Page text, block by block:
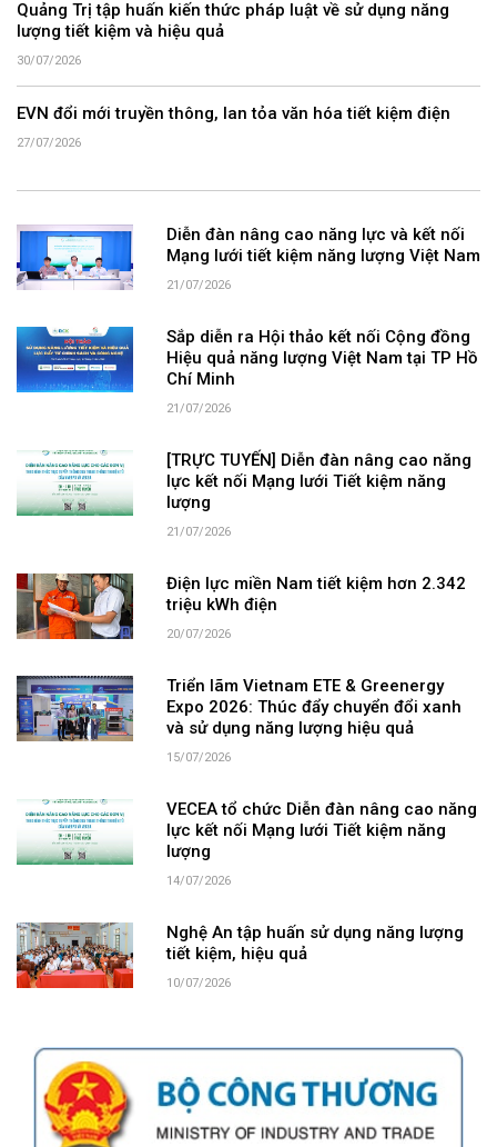
Quảng Trị tập huấn kiến thức pháp luật về sử dụng năng
lượng tiết kiệm và hiệu quả
30/07/2026
EVN đổi mới truyền thông, lan tỏa văn hóa tiết kiệm điện
27/07/2026
Diễn đàn nâng cao năng lực và kết nối
Mạng lưới tiết kiệm năng lượng Việt Nam
21/07/2026
Sắp diễn ra Hội thảo kết nối Cộng đồng
Hiệu quả năng lượng Việt Nam tại TP Hồ
Chí Minh
21/07/2026
[TRỰC TUYẾN] Diễn đàn nâng cao năng
lực kết nối Mạng lưới Tiết kiệm năng
lượng
21/07/2026
Điện lực miền Nam tiết kiệm hơn 2.342
triệu kWh điện
20/07/2026
Triển lãm Vietnam ETE & Greenergy
Expo 2026: Thúc đẩy chuyển đổi xanh
và sử dụng năng lượng hiệu quả
15/07/2026
VECEA tổ chức Diễn đàn nâng cao năng
lực kết nối Mạng lưới Tiết kiệm năng
lượng
14/07/2026
Nghệ An tập huấn sử dụng năng lượng
tiết kiệm, hiệu quả
10/07/2026